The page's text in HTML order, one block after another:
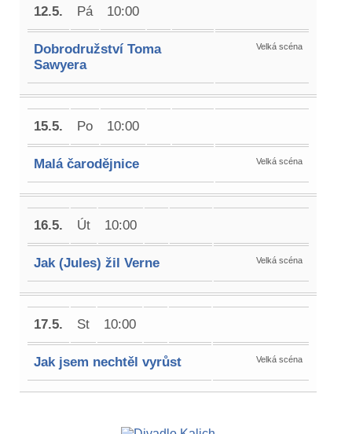
12.5. Pá 10:00
Dobrodružství Toma
Sawyera
Velká scéna
15.5. Po 10:00
Malá čarodějnice Velká scéna
16.5. Út 10:00
Jak (Jules) žil Verne Velká scéna
17.5. St 10:00
Jak jsem nechtěl vyrůst Velká scéna